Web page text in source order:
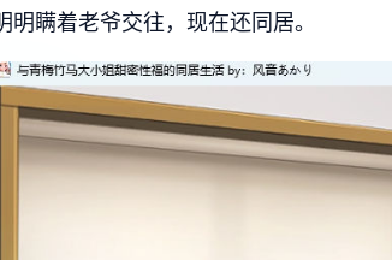
明瞒着老爷交往，现在还同居。